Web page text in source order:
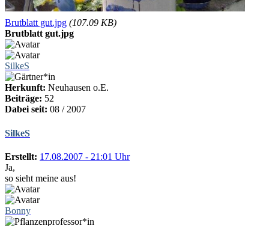
Brutblatt gut.jpg (107.09 KB)
Brutblatt gut.jpg
SilkeS
Herkunft: Neuhausen o.E.
Beiträge: 52
Dabei seit: 08 / 2007
SilkeS
Erstellt: 17.08.2007 - 21:01 Uhr
Ja,
so sieht meine aus!
Bonny